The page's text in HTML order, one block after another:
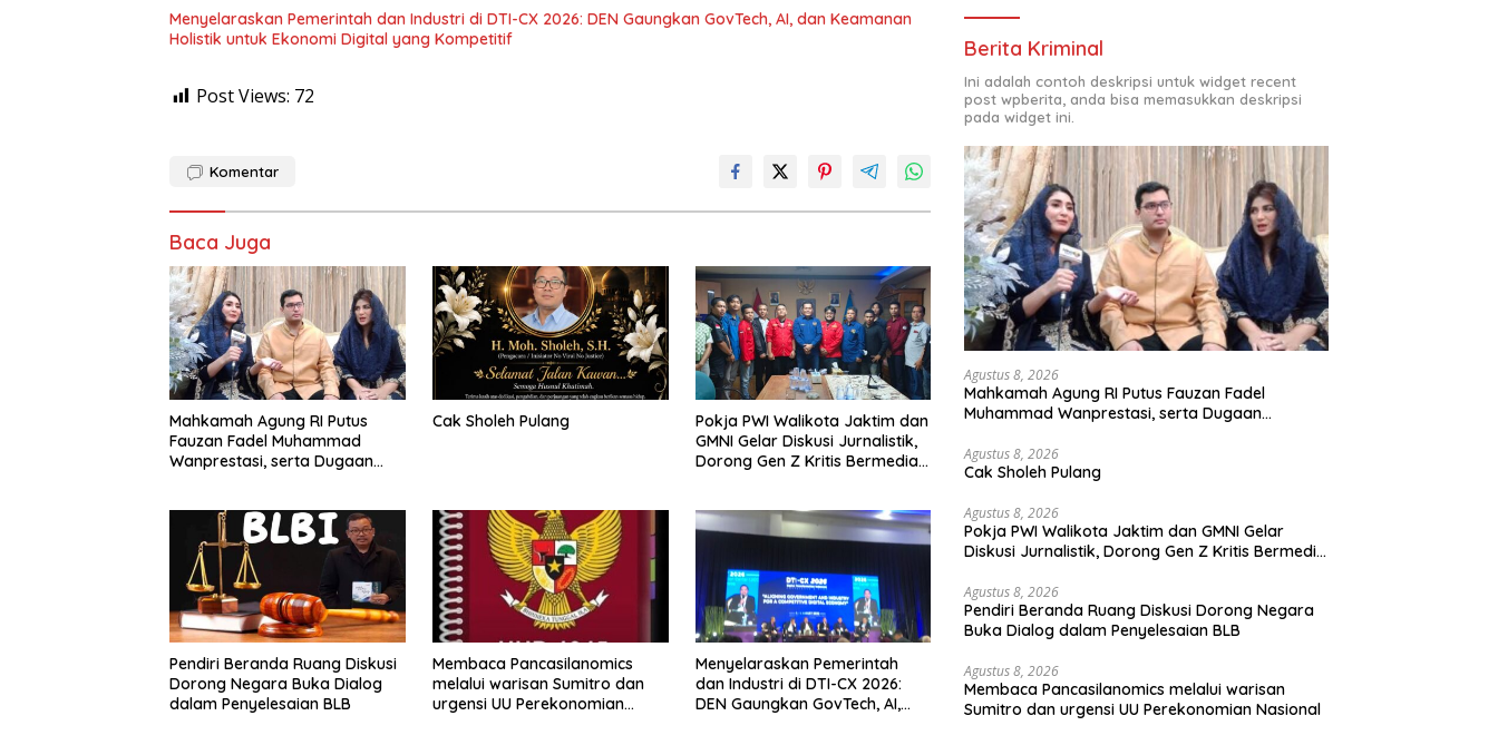
Menyelaraskan Pemerintah dan Industri di DTI-CX 2026: DEN Gaungkan GovTech, AI, dan Keamanan
Holistik untuk Ekonomi Digital yang Kompetitif
Post Views: 72
Komentar
Baca Juga
Mahkamah Agung RI Putus
Fauzan Fadel Muhammad
Wanprestasi, serta Dugaan
Cak Sholeh Pulang
Pokja PWI Walikota Jaktim dan
GMNI Gelar Diskusi Jurnalistik,
Dorong Gen Z Kritis Bermedia
Pendiri Beranda Ruang Diskusi
Dorong Negara Buka Dialog
dalam Penyelesaian BLB
Membaca Pancasilanomics
melalui warisan Sumitro dan
urgensi UU Perekonomian
Menyelaraskan Pemerintah
dan Industri di DTI-CX 2026:
DEN Gaungkan GovTech, AI,
Berita Kriminal
Ini adalah contoh deskripsi untuk widget recent
post wpberita, anda bisa memasukkan deskripsi
pada widget ini.
Agustus 8, 2026
Mahkamah Agung RI Putus Fauzan Fadel
Muhammad Wanprestasi, serta Dugaan
Agustus 8, 2026
Cak Sholeh Pulang
Agustus 8, 2026
Pokja PWI Walikota Jaktim dan GMNI Gelar
Diskusi Jurnalistik, Dorong Gen Z Kritis Bermedia
Agustus 8, 2026
Pendiri Beranda Ruang Diskusi Dorong Negara
Buka Dialog dalam Penyelesaian BLB
Agustus 8, 2026
Membaca Pancasilanomics melalui warisan
Sumitro dan urgensi UU Perekonomian Nasional